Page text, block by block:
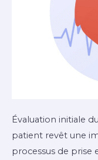
Évaluation initiale
patient revêt une
processus de prise